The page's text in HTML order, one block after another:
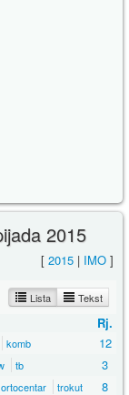
2015
[ 2015 | IMO ]
Lista Tekst
Rj.
komb
12
tb
3
ortocentar trokut 8